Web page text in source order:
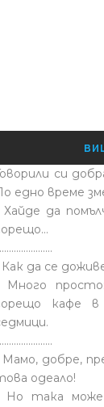
си
едно време
Хайде да
Как да се
Много
кафе в
Мамо, добре,
одеало!
Но така